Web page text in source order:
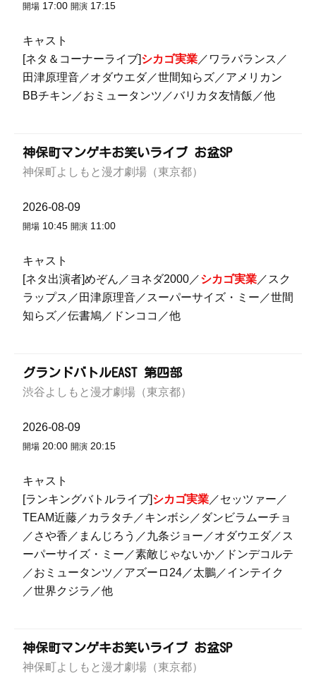
開場 17:00 開演 17:15
キャスト
[ネタ＆コーナーライブ]シカゴ実業 ／ワラバランス／
田津原理音／オダウエダ／世間知らズ／アメリカン
BBチキン／おミュータンツ／バリカタ友情飯／他
神保町マンゲキお笑いライブ お盆SP
神保町よしもと漫才劇場（東京都）
2026-08-09
開場 10:45 開演 11:00
キャスト
[ネタ出演者]めぞん／ヨネダ2000／シカゴ実業 ／スク
ラップス／田津原理音／スーパーサイズ・ミー／世間
知らズ／伝書鳩／ドンココ／他
グランドバトルEAST 第四部
渋谷よしもと漫才劇場（東京都）
2026-08-09
開場 20:00 開演 20:15
キャスト
[ランキングバトルライブ]シカゴ実業 ／セッツァー／
TEAM近藤／カラタチ／キンボシ／ダンビラムーチョ
／さや香／まんじろう／九条ジョー／オダウエダ／ス
ーパーサイズ・ミー／素敵じゃないか／ドンデコルテ
／おミュータンツ／アズーロ24／太鵬／インテイク
／世界クジラ／他
神保町マンゲキお笑いライブ お盆SP
神保町よしもと漫才劇場（東京都）